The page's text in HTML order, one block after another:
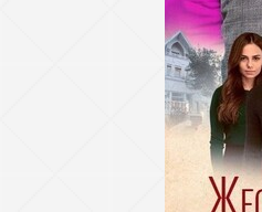
66
70
74
78